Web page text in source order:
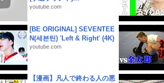
youtube.com
[BE ORIGINAL] SEVENTEE
N(세븐틴) 'Left & Right' (4K)
youtube.com
【漫画】凡人で終わる人の悪